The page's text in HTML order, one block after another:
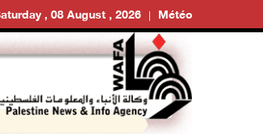
, 08 August , 2026 Météo